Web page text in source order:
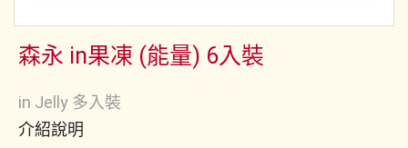
森永 in果凍 (能量) 6入裝
in Jelly 多入裝
介紹說明